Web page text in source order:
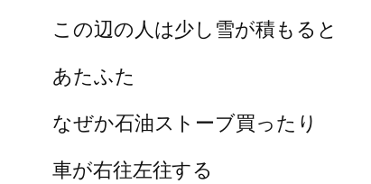
この辺の人は少し雪が積もると
あたふた
なぜか石油ストーブ買ったり
車が右往左往する